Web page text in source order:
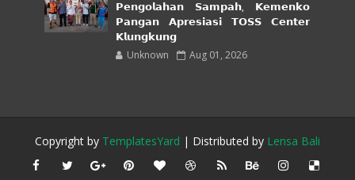
𝗣𝗲𝗻𝗴𝗼𝗹𝗮𝗵𝗮𝗻 𝗦𝗮𝗺𝗽𝗮𝗵, 𝗞𝗲𝗺𝗲𝗻𝗸𝗼
𝗣𝗮𝗻𝗴𝗮𝗻 𝗔𝗽𝗿𝗲𝘀𝗶𝗮𝘀𝗶 𝗧𝗢𝗦𝗦 𝗖𝗲𝗻𝘁𝗲𝗿
𝗞𝗹𝘂𝗻𝗴𝗸𝘂𝗻𝗴
Unknown Aug 01, 2026
Copyright by TemplatesYard | Distributed by Lensa Bali